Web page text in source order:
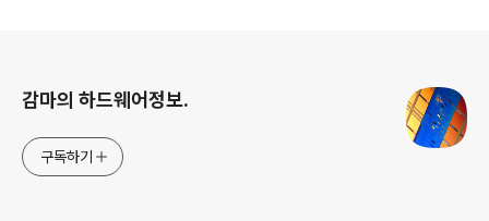
감마의 하드웨어정보.
구독하기